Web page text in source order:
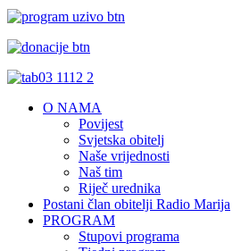
O NAMA
Povijest
Svjetska obitelj
Naše vrijednosti
Naš tim
Riječ urednika
Postani član obitelji Radio Marija
PROGRAM
Stupovi programa